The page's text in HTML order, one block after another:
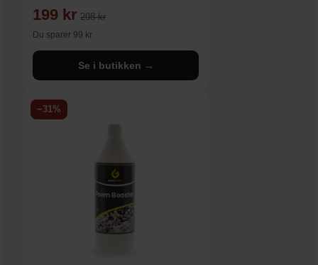
199 kr 298 kr
Du sparer 99 kr
Se i butikken →
−31%